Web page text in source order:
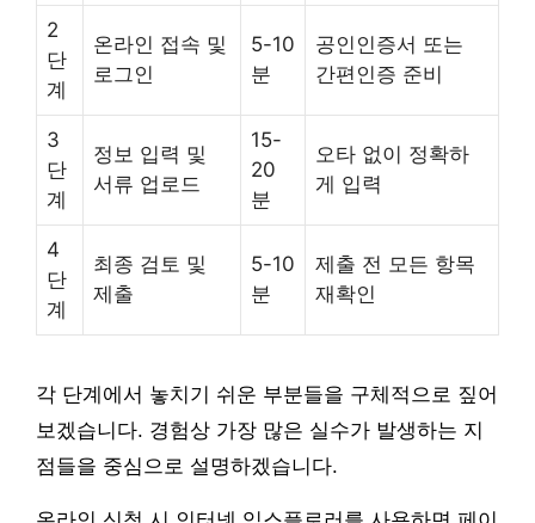
2
단
계
온라인 접속 및
로그인
5-10
분
공인인증서 또는
간편인증 준비
3
단
계
정보 입력 및
서류 업로드
15-
20
분
오타 없이 정확하
게 입력
4
단
계
최종 검토 및
제출
5-10
분
제출 전 모든 항목
재확인
각 단계에서 놓치기 쉬운 부분들을 구체적으로 짚어
보겠습니다. 경험상 가장 많은 실수가 발생하는 지
점들을 중심으로 설명하겠습니다.